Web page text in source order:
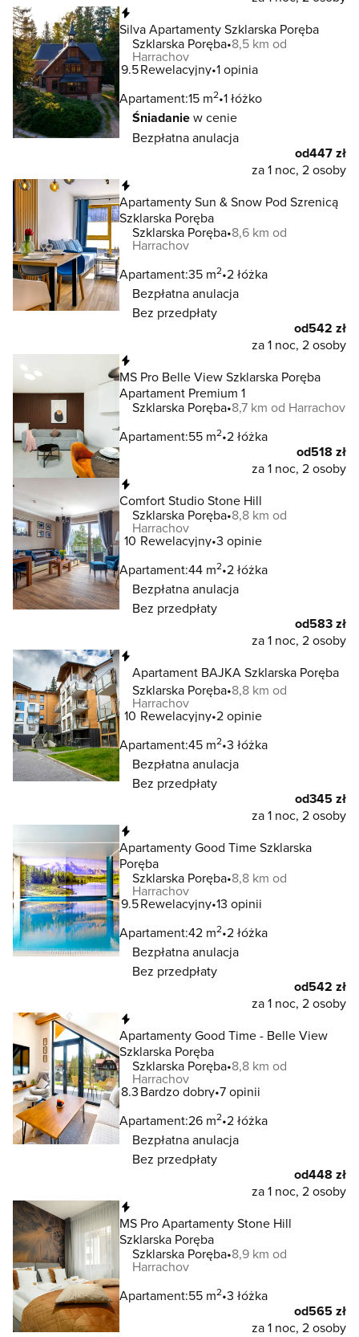
Silva Apartamenty Szklarska Poręba
Szklarska Poręba 8,5 km od
Harrachov
9.5Rewelacyjny 1 opinia
Apartament:15 m2 1 łóżko
Śniadaniew cenie
Bezpłatna anulacja
od447 zł
za 1 noc, 2 osoby
Apartamenty Sun & Snow Pod Szrenicą
Szklarska Poręba
Szklarska Poręba 8,6 km od
Harrachov
Apartament:35 m2 2 łóżka
Bezpłatna anulacja
Bez przedpłaty
od542 zł
za 1 noc, 2 osoby
MS Pro Belle View Szklarska Poręba
Apartament Premium 1
Szklarska Poręba 8,7 km od Harrachov
Apartament:55 m2 2 łóżka
od518 zł
za 1 noc, 2 osoby
Comfort Studio Stone Hill
Szklarska Poręba 8,8 km od
Harrachov
10 Rewelacyjny 3 opinie
Apartament:44 m2 2 łóżka
Bezpłatna anulacja
Bez przedpłaty
od583 zł
za 1 noc, 2 osoby
Apartament BAJKA Szklarska Poręba
Szklarska Poręba 8,8 km od
Harrachov
10 Rewelacyjny 2 opinie
Apartament:45 m2 3 łóżka
Bezpłatna anulacja
Bez przedpłaty
od345 zł
za 1 noc, 2 osoby
Apartamenty Good Time Szklarska
Poręba
Szklarska Poręba 8,8 km od
Harrachov
9.5Rewelacyjny 13 opinii
Apartament:42 m2 2 łóżka
Bezpłatna anulacja
Bez przedpłaty
od542 zł
za 1 noc, 2 osoby
Apartamenty Good Time - Belle View
Szklarska Poręba
Szklarska Poręba 8,8 km od
Harrachov
8.3Bardzo dobry 7 opinii
Apartament:26 m2 2 łóżka
Bezpłatna anulacja
Bez przedpłaty
od448 zł
za 1 noc, 2 osoby
MS Pro Apartamenty Stone Hill
Szklarska Poręba
Szklarska Poręba 8,9 km od
Harrachov
Apartament:55 m2 3 łóżka
od565 zł
za 1 noc, 2 osoby